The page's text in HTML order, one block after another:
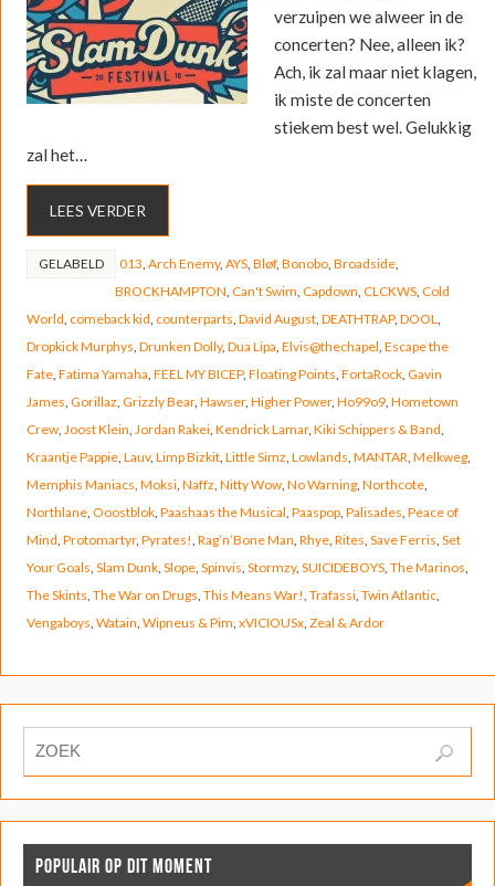
verzuipen we alweer in de
concerten? Nee, alleen ik?
Ach, ik zal maar niet klagen,
ik miste de concerten
stiekem best wel. Gelukkig
zal het…
LEES VERDER
GELABELD 013 Arch Enemy, AYS, Bløf, Bonobo, Broadside,
BROCKHAMPTON Can't Swim Capdown CLCKWS, Cold
World comeback kid counterparts David August, DEATHTRAP, DOOL
Dropkick Murphys Drunken Dolly, Dua Lipa Elvis@thechapel Escape the
Fate, Fatima Yamaha FEEL MY BICEP, Floating Points FortaRock, Gavin
James Gorillaz Grizzly Bear, Hawser, Higher Power, Ho99o9, Hometown
Crew, Joost Klein Jordan Rakei, Kendrick Lamar, Kiki Schippers & Band
Kraantje Pappie, Lauv, Limp Bizkit, Little Simz Lowlands MANTAR Melkweg,
Memphis Maniacs Moksi, Naffz Nitty Wow, No Warning, Northcote,
Northlane, Ooostblok, Paashaas the Musical Paaspop, Palisades Peace of
Mind Protomartyr, Pyrates! Rag’n’Bone Man Rhye, Rites Save Ferris Set
Your Goals Slam Dunk, Slope, Spinvis Stormzy, SUICIDEBOYS, The Marinos
The Skints The War on Drugs This Means War! Trafassi, Twin Atlantic,
Vengaboys Watain Wipneus & Pim xVICIOUSx, Zeal & Ardor
POPULAIR OP DIT MOMENT